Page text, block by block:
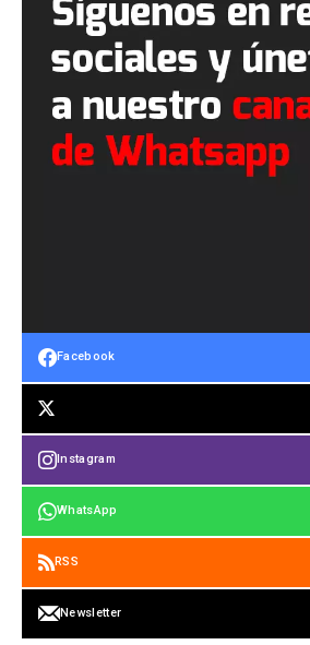
Facebook
Instagram
WhatsApp
RSS
Newsletter